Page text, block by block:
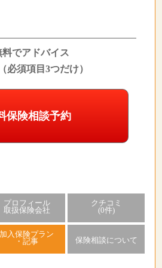
料でアドバイス
必須項目3つだけ）
保険相談予約
プロフィール
取扱保険会社
クチコミ
(0件)
加入保険プラン
・記事
保険相談について